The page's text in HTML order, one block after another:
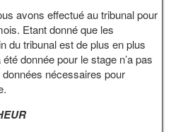
avons effectué au tribunal pour
Etant donné que les
du tribunal est de plus en plus
donnée pour le stage n’a pas
nécessaires pour